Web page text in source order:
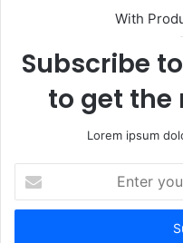
With
Subscribe
to get the
Lorem ipsum
your
Email